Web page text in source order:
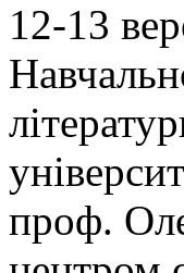
12-13
проф.